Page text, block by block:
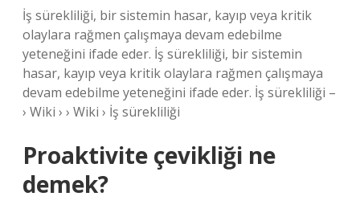
İş sürekliliği, bir sistemin hasar, kayıp veya kritik
olaylara rağmen çalışmaya devam edebilme
yeteneğini ifade eder. İş sürekliliği, bir sistemin
hasar, kayıp veya kritik olaylara rağmen çalışmaya
devam edebilme yeteneğini ifade eder. İş sürekliliği –
› Wiki › › Wiki › İş sürekliliği
Proaktivite çevikliği ne
demek?